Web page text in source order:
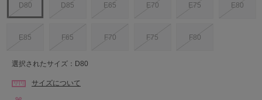
D80 D85 E65 E70 E75 E80
E85 F65 F70 F75 F80
選択されたサイズ：D80
サイズについて